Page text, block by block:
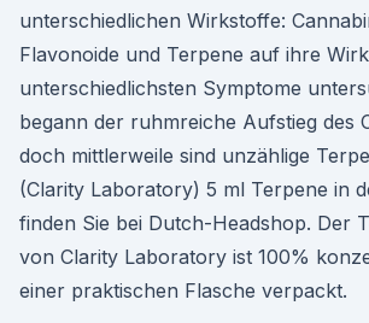
unterschiedlichen Wirkstoffe:
Flavonoide und Terpene auf ihre
unterschiedlichsten Symptome
begann der ruhmreiche Aufstieg des
doch mittlerweile sind unzählige
(Clarity Laboratory) 5 ml Terpene in
finden Sie bei Dutch-Headshop. Der
von Clarity Laboratory ist 100%
einer praktischen Flasche verpackt.